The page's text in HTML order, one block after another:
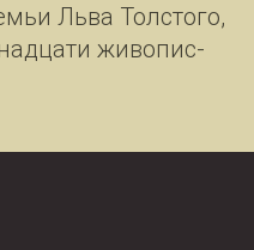
Льва Толс­то­го,
жи­во­пис­